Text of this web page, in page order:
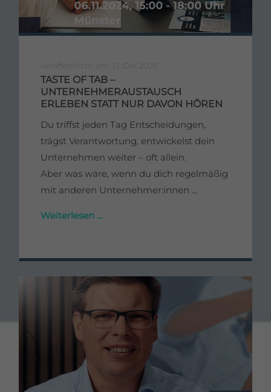
TASTE OF TAB –
UNTERNEHMERAUSTAUSCH
ERLEBEN STATT NUR DAVON HÖREN
Du triffst jeden Tag Entscheidungen,
trägst Verantwortung, entwickelst dein
Unternehmen weiter – oft allein.
Aber was wäre, wenn du dich regelmäßig
mit anderen Unternehmer:innen ...
Weiterlesen …